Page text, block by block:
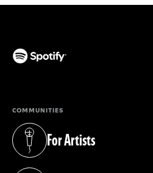
COMMUNITIES
For Artists
(opens in a new tab)